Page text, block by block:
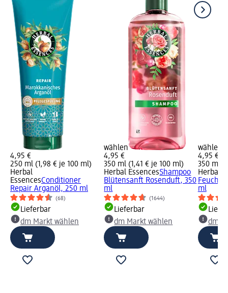
4,95 €
250 ml (1,98 € je 100 ml)
Herbal
EssencesConditioner
Repair Arganöl, 250 ml
(68)
Lieferbar
dm Markt wählen
wählen
4,95 €
350 ml (1,41 € je 100 ml)
Herbal EssencesShampoo
Blütensanft Rosenduft, 350
ml
(1644)
Lieferbar
dm Markt wählen
wählen
4,95 €
350 ml
Herbal
ml
dm